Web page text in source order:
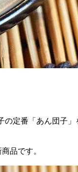
定番「あん団子」
品です。